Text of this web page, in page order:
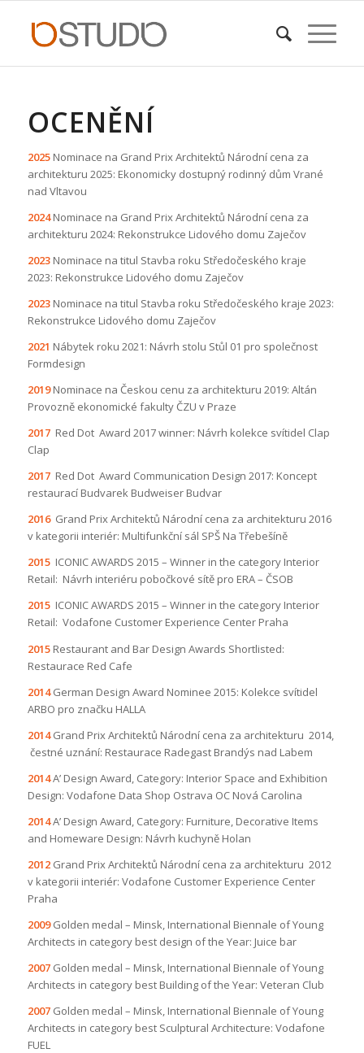
OCENĚNÍ
2025 Nominace na Grand Prix Architektů Národní cena za
architekturu 2025: Ekonomicky dostupný rodinný dům Vrané
nad Vltavou
2024Nominace na Grand Prix Architektů Národní cena za
architekturu 2024: Rekonstrukce Lidového domu Zaječov
2023Nominace na titul Stavba roku Středočeského kraje
2023: Rekonstrukce Lidového domu Zaječov
2023Nominace na titul Stavba roku Středočeského kraje 2023:
Rekonstrukce Lidového domu Zaječov
2021 Nábytek roku 2021: Návrh stolu Stůl 01 pro společnost
Formdesign
2019Nominace na Českou cenu za architekturu 2019: Altán
Provozně ekonomické fakulty ČZU v Praze
2017 Red Dot Award 2017 winner: Návrh kolekce svítidel Clap
Clap
2017 Red Dot Award Communication Design 2017: Koncept
restaurací Budvarek Budweiser Budvar
2016 Grand Prix Architektů Národní cena za architekturu 2016
v kategorii interiér: Multifunkční sál SPŠ Na Třebešíně
2015ICONIC AWARDS 2015 – Winner in the category Interior
Retail: Návrh interiéru pobočkové sítě pro ERA – ČSOB
2015ICONIC AWARDS 2015 – Winner in the category Interior
Retail: Vodafone Customer Experience Center Praha
2015Restaurant and Bar Design Awards Shortlisted:
Restaurace Red Cafe
2014German Design Award Nominee 2015: Kolekce svítidel
ARBO pro značku HALLA
2014Grand Prix Architektů Národní cena za architekturu 2014,
čestné uznání: Restaurace Radegast Brandýs nad Labem
2014A’ Design Award, Category: Interior Space and Exhibition
Design: Vodafone Data Shop Ostrava OC Nová Carolina
2014A’ Design Award, Category: Furniture, Decorative Items
and Homeware Design: Návrh kuchyně Holan
2012Grand Prix Architektů Národní cena za architekturu 2012
v kategorii interiér: Vodafone Customer Experience Center
Praha
2009Golden medal – Minsk, International Biennale of Young
Architects in category best design of the Year: Juice bar
2007Golden medal – Minsk, International Biennale of Young
Architects in category best Building of the Year: Veteran Club
2007Golden medal – Minsk, International Biennale of Young
Architects in category best Sculptural Architecture: Vodafone
FUEL